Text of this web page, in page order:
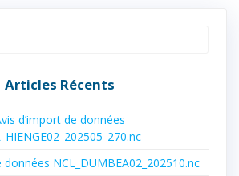
Articles Récents
d’import de données
données NCL_DUMBEA02_202510.nc